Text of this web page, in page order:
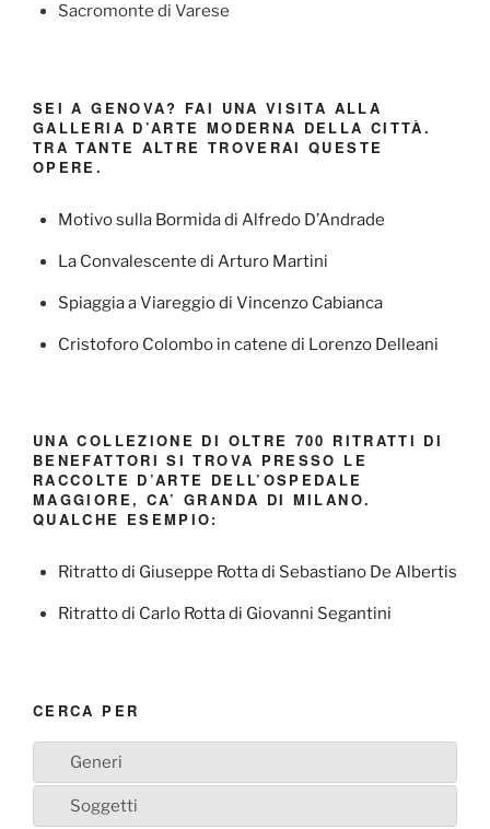
Sacromonte di Varese
SEI A GENOVA? FAI UNA VISITA ALLA
GALLERIA D’ARTE MODERNA DELLA CITTÀ.
TRA TANTE ALTRE TROVERAI QUESTE
OPERE.
Motivo sulla Bormida di Alfredo D’Andrade
La Convalescente di Arturo Martini
Spiaggia a Viareggio di Vincenzo Cabianca
Cristoforo Colombo in catene di Lorenzo Delleani
UNA COLLEZIONE DI OLTRE 700 RITRATTI DI
BENEFATTORI SI TROVA PRESSO LE
RACCOLTE D’ARTE DELL’OSPEDALE
MAGGIORE, CA’ GRANDA DI MILANO.
QUALCHE ESEMPIO:
Ritratto di Giuseppe Rotta di Sebastiano De Albertis
Ritratto di Carlo Rotta di Giovanni Segantini
CERCA PER
Generi
Soggetti